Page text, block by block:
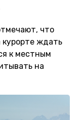
что
курорте ждать
к местным
на